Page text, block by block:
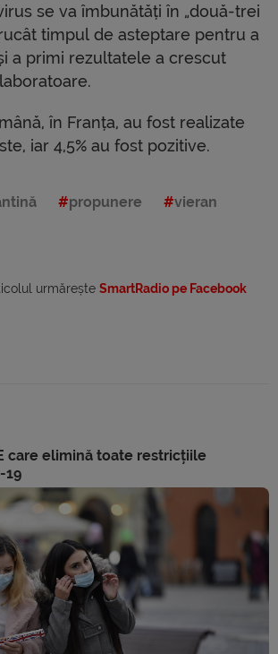
se va îmbunătăți în „două-trei
timpul de asteptare pentru a
a primi rezultatele a crescut
în Franța, au fost realizate
iar 4,5% au fost pozitive.
propunere vieran
urmărește SmartRadio pe Facebook
care elimină toate restricțiile
19